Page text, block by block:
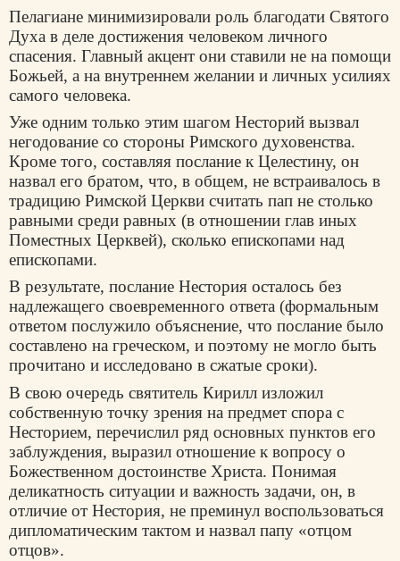
Пелагиане минимизировали роль благодати Святого
Духа в деле достижения человеком личного
спасения. Главный акцент они ставили не на помощи
Божьей, а на внутреннем желании и личных усилиях
самого человека.
Уже одним только этим шагом Несторий вызвал
негодование со стороны Римского духовенства.
Кроме того, составляя послание к Целестину, он
назвал его братом, что, в общем, не встраивалось в
традицию Римской Церкви считать пап не столько
равными среди равных (в отношении глав иных
Поместных Церквей), сколько епископами над
епископами.
В результате, послание Нестория осталось без
надлежащего своевременного ответа (формальным
ответом послужило объяснение, что послание было
составлено на греческом, и поэтому не могло быть
прочитано и исследовано в сжатые сроки).
В свою очередь святитель Кирилл изложил
собственную точку зрения на предмет спора с
Несторием, перечислил ряд основных пунктов его
заблуждения, выразил отношение к вопросу о
Божественном достоинстве Христа. Понимая
деликатность ситуации и важность задачи, он, в
отличие от Нестория, не преминул воспользоваться
дипломатическим тактом и назвал папу «отцом
отцов».